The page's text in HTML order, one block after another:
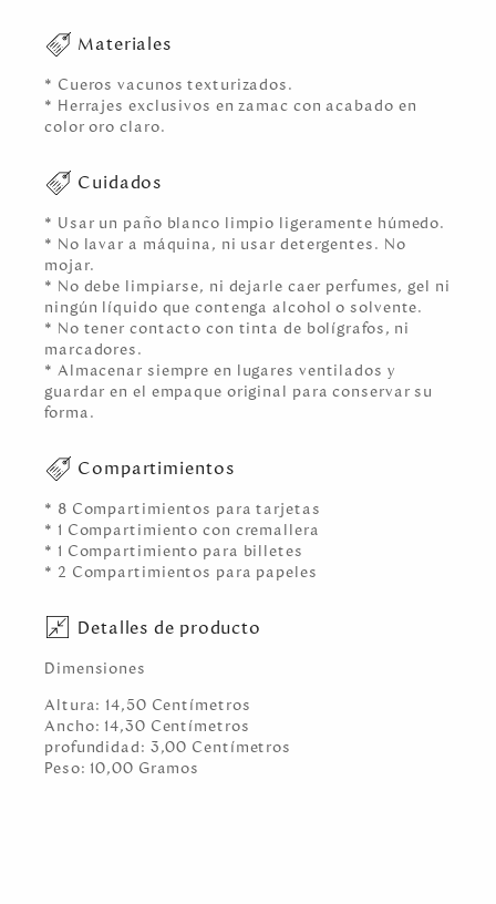
Materiales
* Cueros vacunos texturizados.
* Herrajes exclusivos en zamac con acabado en
color oro claro.
Cuidados
* Usar un paño blanco limpio ligeramente húmedo.
* No lavar a máquina, ni usar detergentes. No
mojar.
* No debe limpiarse, ni dejarle caer perfumes, gel ni
ningún líquido que contenga alcohol o solvente.
* No tener contacto con tinta de bolígrafos, ni
marcadores.
* Almacenar siempre en lugares ventilados y
guardar en el empaque original para conservar su
forma.
Compartimientos
* 8 Compartimientos para tarjetas
* 1 Compartimiento con cremallera
* 1 Compartimiento para billetes
* 2 Compartimientos para papeles
Detalles de producto
Dimensiones
Altura: 14,50 Centímetros
Ancho: 14,30 Centímetros
profundidad: 3,00 Centímetros
Peso: 10,00 Gramos